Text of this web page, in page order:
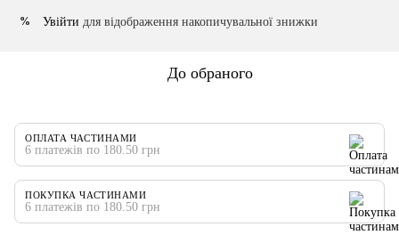
% Увійти для відображення накопичувальної знижки
До обраного
ОПЛАТА ЧАСТИНАМИ
6 платежів по 180.50 грн
ПОКУПКА ЧАСТИНАМИ
6 платежів по 180.50 грн